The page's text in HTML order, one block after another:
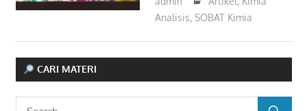
Analisis,SOBAT Kimia
CARI MATERI